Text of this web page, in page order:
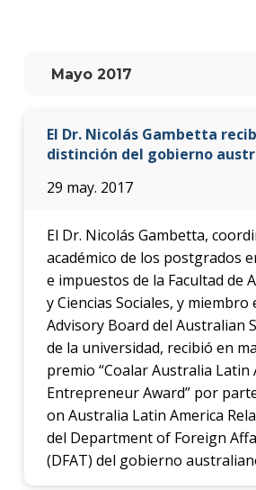
Mayo 2017
El Dr. Nicolás Gambetta
distinción del gobierno
29 may. 2017
El Dr. Nicolás Gambetta,
académico de los postgrados
e impuestos de la Facultad de
y Ciencias Sociales, y miembro
Advisory Board del Australian
de la universidad, recibió en
premio “Coalar Australia Latin
Entrepreneur Award” por
on Australia Latin America
del Department of Foreign
(DFAT) del gobierno